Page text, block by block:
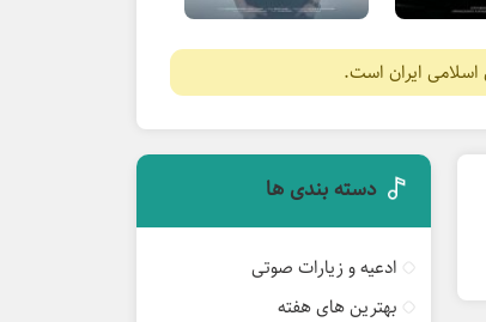
ایران است.
دسته بندی ها
ادعیه و زیارات صوتی
بهترین های هفته